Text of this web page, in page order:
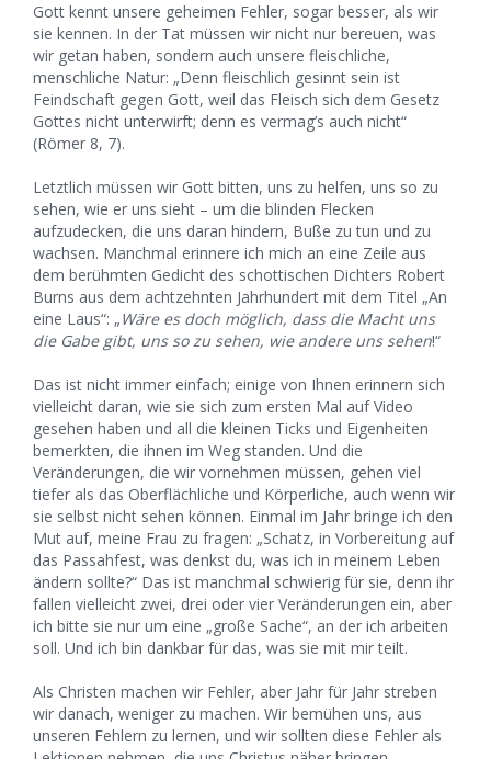
Gott kennt unsere geheimen Fehler, sogar besser, als wir
sie kennen. In der Tat müssen wir nicht nur bereuen, was
wir getan haben, sondern auch unsere fleischliche,
menschliche Natur: „Denn fleischlich gesinnt sein ist
Feindschaft gegen Gott, weil das Fleisch sich dem Gesetz
Gottes nicht unterwirft; denn es vermag’s auch nicht“
(Römer 8, 7).
Letztlich müssen wir Gott bitten, uns zu helfen, uns so zu
sehen, wie er uns sieht – um die blinden Flecken
aufzudecken, die uns daran hindern, Buße zu tun und zu
wachsen. Manchmal erinnere ich mich an eine Zeile aus
dem berühmten Gedicht des schottischen Dichters Robert
Burns aus dem achtzehnten Jahrhundert mit dem Titel „An
eine Laus“: „Wäre es doch möglich, dass die Macht uns
die Gabe gibt, uns so zu sehen, wie andere uns sehen!“
Das ist nicht immer einfach; einige von Ihnen erinnern sich
vielleicht daran, wie sie sich zum ersten Mal auf Video
gesehen haben und all die kleinen Ticks und Eigenheiten
bemerkten, die ihnen im Weg standen. Und die
Veränderungen, die wir vornehmen müssen, gehen viel
tiefer als das Oberflächliche und Körperliche, auch wenn wir
sie selbst nicht sehen können. Einmal im Jahr bringe ich den
Mut auf, meine Frau zu fragen: „Schatz, in Vorbereitung auf
das Passahfest, was denkst du, was ich in meinem Leben
ändern sollte?“ Das ist manchmal schwierig für sie, denn ihr
fallen vielleicht zwei, drei oder vier Veränderungen ein, aber
ich bitte sie nur um eine „große Sache“, an der ich arbeiten
soll. Und ich bin dankbar für das, was sie mit mir teilt.
Als Christen machen wir Fehler, aber Jahr für Jahr streben
wir danach, weniger zu machen. Wir bemühen uns, aus
unseren Fehlern zu lernen, und wir sollten diese Fehler als